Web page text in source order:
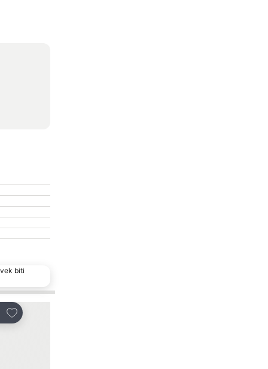
biti
Dodati u favorite